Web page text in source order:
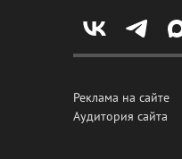
Реклама на сайте
Аудитория сайта